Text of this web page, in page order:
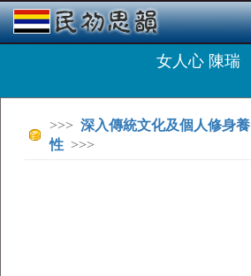
女人心 陳瑞
>>> 深入傳統文化及個人修身養
性 >>>